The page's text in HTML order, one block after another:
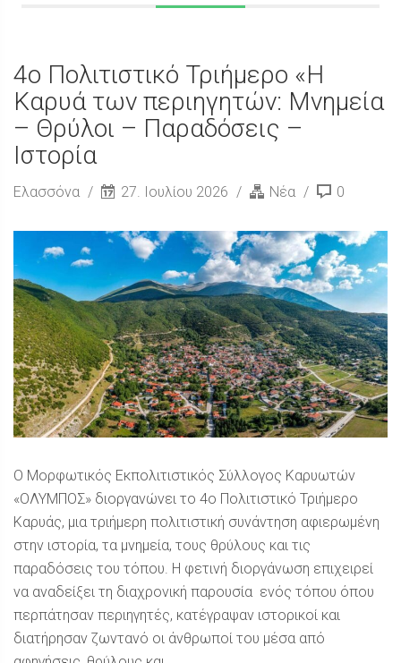
4ο Πολιτιστικό Τριήμερο «Η
Καρυά των περιηγητών: Μνημεία
– Θρύλοι – Παραδόσεις –
Ιστορία
Ελασσόνα 27. Ιουλίου 2026 Νέα 0
Ο Μορφωτικός Εκπολιτιστικός Σύλλογος Καρυωτών
«ΟΛΥΜΠΟΣ» διοργανώνει το 4ο Πολιτιστικό Τριήμερο
Καρυάς, μια τριήμερη πολιτιστική συνάντηση αφιερωμένη
στην ιστορία, τα μνημεία, τους θρύλους και τις
παραδόσεις του τόπου. Η φετινή διοργάνωση επιχειρεί
να αναδείξει τη διαχρονική παρουσία ενός τόπου όπου
περπάτησαν περιηγητές, κατέγραψαν ιστορικοί και
διατήρησαν ζωντανό οι άνθρωποί του μέσα από